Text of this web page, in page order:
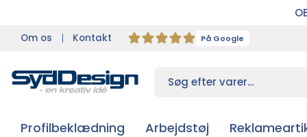
Om os Kontakt På Google
Profilbeklædning Arbejdstøj